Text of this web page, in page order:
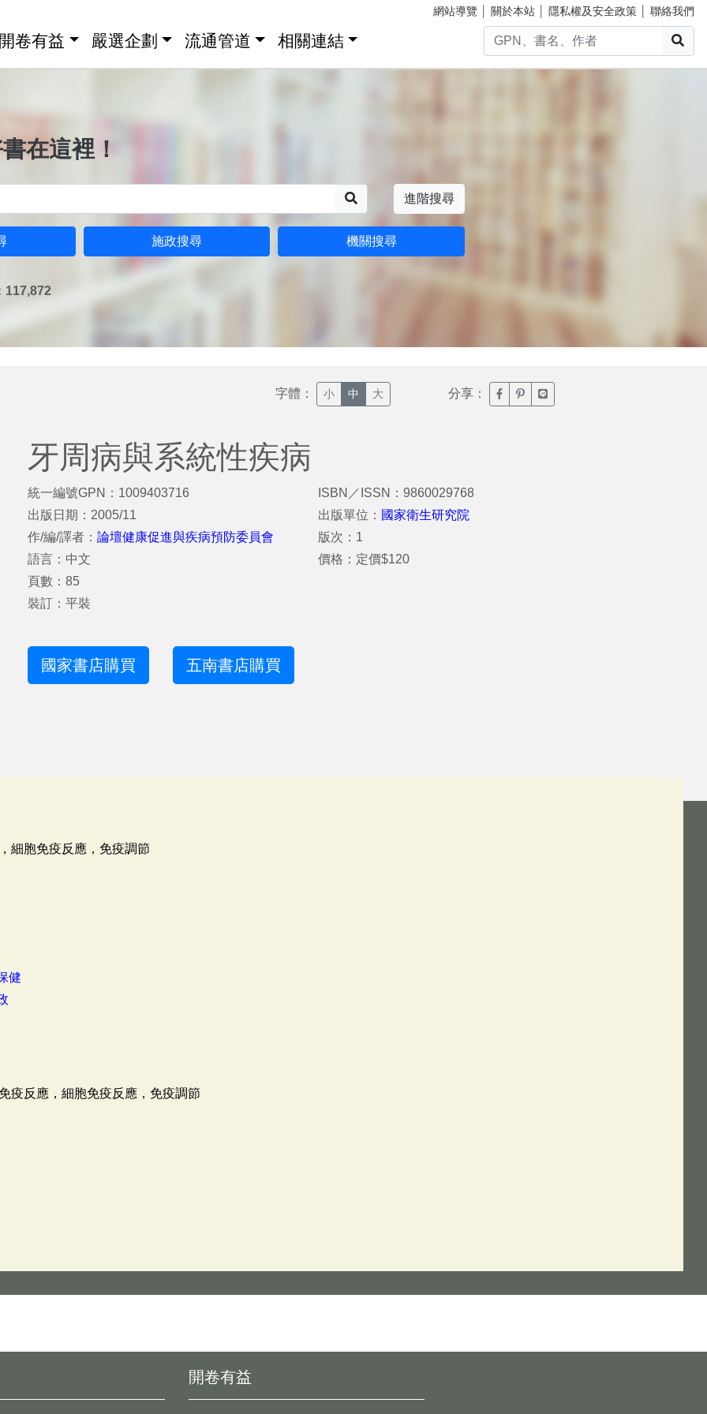
網站導覽 關於本站 隱私權及安全政策 聯絡我們
卷有益 嚴選企劃 流通管道 相關連結
在這裡！
進階搜尋
施政搜尋 機關搜尋
117,872
字體： 小 中 大 分享： 臉書分享(另開新視窗)
噗浪分享(另開新視窗)
Line分享(另開新視窗)
牙周病與系統性疾病
統一編號GPN：1009403716
出版日期：2005/11
作/編/譯者： 論壇健康促進與疾病預防委員會
語言：中文
頁數：85
裝訂：平裝
ISBN／ISSN：9860029768
出版單位： 國家衛生研究院
版次：1
價格：定價$120
國家書店購買 五南書店購買
細胞免疫反應，免疫調節
健
疫反應，細胞免疫反應，免疫調節
開卷有益